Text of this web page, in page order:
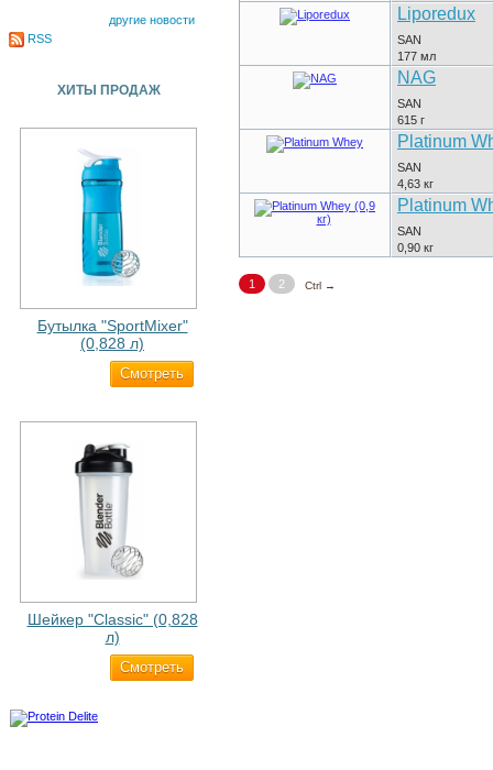
другие новости
RSS
ХИТЫ ПРОДАЖ
Бутылка "SportMixer"
(0,828 л)
Cмотреть
Шейкер "Classic" (0,828
л)
Cмотреть
Liporedux
SAN
177 мл
NAG
SAN
615 г
Platinum
SAN
4,63 кг
Platinum
SAN
0,90 кг
1 2 Ctrl →